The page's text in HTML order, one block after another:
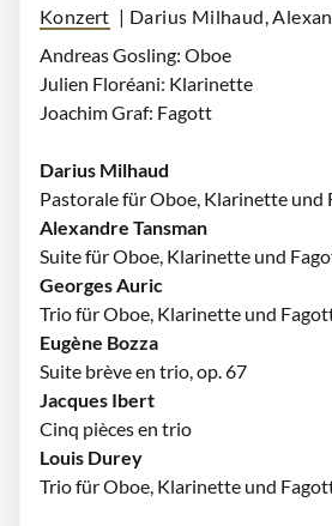
Konzert | Darius Milhaud,
Andreas Gosling: Oboe
Julien Floréani: Klarinette
Joachim Graf: Fagott
Darius Milhaud
Pastorale für Oboe, Klarinette und
Alexandre Tansman
Suite für Oboe, Klarinette und
Georges Auric
Trio für Oboe, Klarinette und
Eugène Bozza
Suite brève en trio, op. 67
Jacques Ibert
Cinq pièces en trio
Louis Durey
Trio für Oboe, Klarinette und